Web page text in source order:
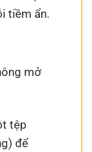
tiềm ẩn.
mở
tệp
để